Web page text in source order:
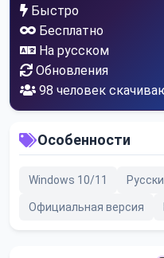
Быстро
Бесплатно
На русском
Обновления
98 человек
Особенности
Windows 10/11
Официальная версия